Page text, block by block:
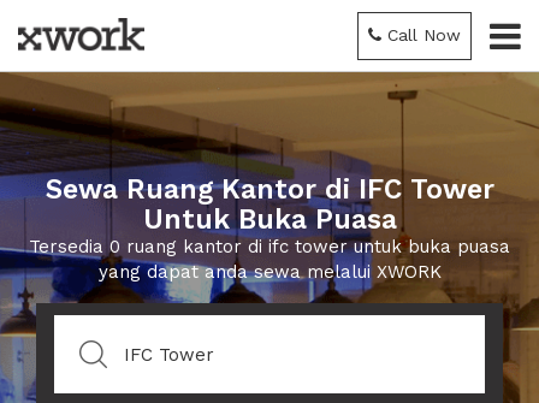
Call Now
Sewa Ruang Kantor di IFC Tower
Untuk Buka Puasa
Tersedia 0 ruang kantor di ifc tower untuk buka puasa
yang dapat anda sewa melalui XWORK